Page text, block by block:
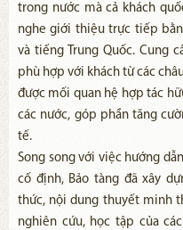
trong nước mà cả khách
nghe giới thiệu trực tiếp
và tiếng Trung Quốc. Cung
phù hợp với khách từ các
được mối quan hệ hợp tác
các nước, góp phần tăng
tế.
Song song với việc hướng
cố định, Bảo tàng đã xây
thức, nội dung thuyết minh
nghiên cứu, học tập của